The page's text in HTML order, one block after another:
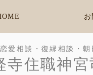
愛相談・復縁相談・
寺住職神